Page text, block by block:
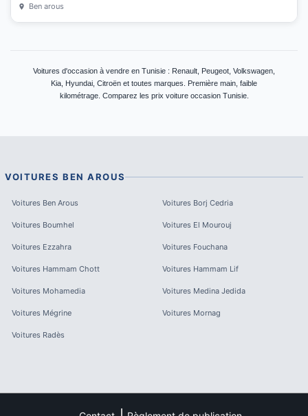
Ben arous
Voitures d'occasion à vendre en Tunisie : Renault, Peugeot, Volkswagen,
Kia, Hyundai, Citroën et toutes marques. Première main, faible
kilométrage. Comparez les prix voiture occasion Tunisie.
VOITURES BEN AROUS
Voitures Ben Arous Voitures Borj Cedria
Voitures Boumhel Voitures El Mourouj
Voitures Ezzahra Voitures Fouchana
Voitures Hammam Chott Voitures Hammam Lif
Voitures Mohamedia Voitures Medina Jedida
Voitures Mégrine Voitures Mornag
Voitures Radès